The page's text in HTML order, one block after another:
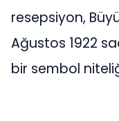
resepsiyon,
Ağustos 1922
bir sembol